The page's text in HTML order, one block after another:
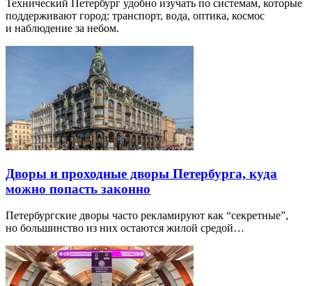
Технический Петербург удобно изучать по системам, которые
поддерживают город: транспорт, вода, оптика, космос
и наблюдение за небом.
Дворы и проходные дворы Петербурга, куда
можно попасть законно
Петербургские дворы часто рекламируют как “секретные”,
но большинство из них остаются жилой средой…